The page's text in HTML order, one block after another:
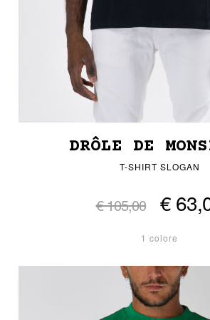
DRÔLE DE
T-SHIRT SLOGAN
€ 105,00 €
1 colore